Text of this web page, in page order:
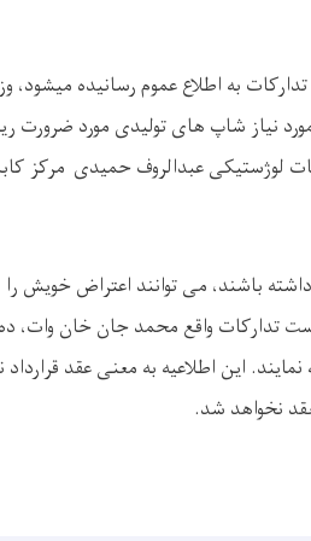
چهل و سوم قانون تدارکات به اطلاع عموم رسانیده
و مواد مورد نیاز شاپ های تولیدی مورد
لوژستیکی عبدالروف حمیدی مرکز
باشند، می توانند اعتراض خویش را
تدارکات واقع محمد جان خان وات، ده
این اطلاعیه به معنی عقد
نخواهد شد.